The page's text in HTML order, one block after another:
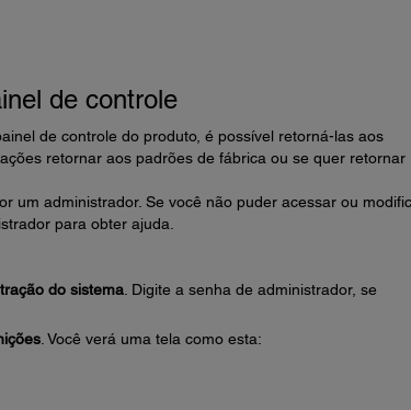
de controle
de controle do produto, é possível retorná-las aos
retornar aos padrões de fábrica ou se quer retornar
um administrador. Se você não puder acessar ou
para obter ajuda.
do sistema. Digite a senha de administrador, se
. Você verá uma tela como esta: